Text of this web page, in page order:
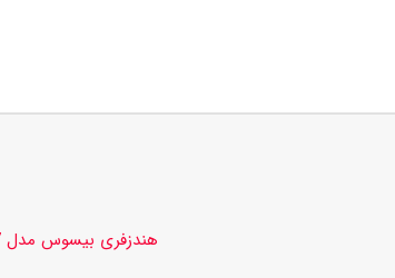
هندزفری بیسوس مدل Encok CZ17